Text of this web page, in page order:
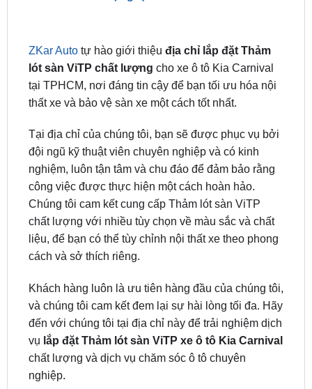
tại TPHCM, nơi đáng tin cậy để bạn tối ưu hóa nội
thất xe và bảo vệ sàn xe một cách tốt nhất.
Tại địa chỉ của chúng tôi, bạn sẽ được phục vụ bởi
nghiệm, luôn tận tâm và chu đáo để đảm bảo rằng
công việc được thực hiện một cách hoàn hảo.
Chúng tôi cam kết cung cấp Thảm lót sàn ViTP
chất lượng với nhiều tùy chọn về màu sắc và chất
liệu, để bạn có thể tùy chỉnh nội thất xe theo phong
cách và sở thích riêng.
Khách hàng luôn là ưu tiên hàng đầu của chúng tôi,
đến với chúng tôi tại địa chỉ này để trải nghiệm dịch
vụ lắp đặt Thảm lót sàn ViTP xe ô tô Kia Carnival
chất lượng và dịch vụ chăm sóc ô tô chuyên
nghiệp.
ĐỊA CHỈ TỚI TRUNG TÂM PHỤ KIỆN Ô